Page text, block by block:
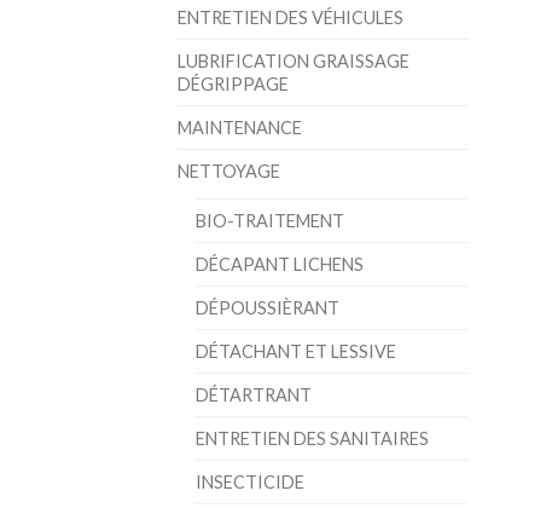
ENTRETIEN DES VÉHICULES
LUBRIFICATION GRAISSAGE
DÉGRIPPAGE
MAINTENANCE
NETTOYAGE
BIO-TRAITEMENT
DÉCAPANT LICHENS
DÉPOUSSIÈRANT
DÉTACHANT ET LESSIVE
DÉTARTRANT
ENTRETIEN DES SANITAIRES
INSECTICIDE